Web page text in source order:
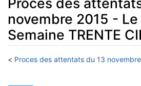
novembre 2015 -
Semaine TRENTE
< Proces des attentats du 13